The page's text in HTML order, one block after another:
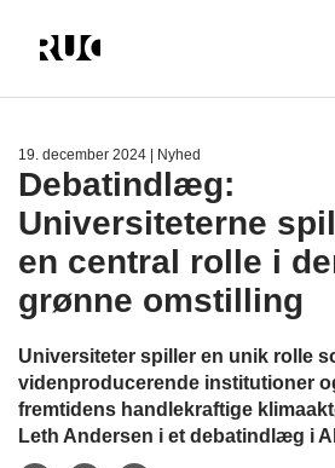
19. december 2024 | Nyhed
Debatindlæg:
Universiteterne
en central rolle i
grønne omstilling
Universiteter spiller en unik rolle
videnproducerende institutioner
fremtidens handlekraftige
Leth Andersen i et debatindlæg i